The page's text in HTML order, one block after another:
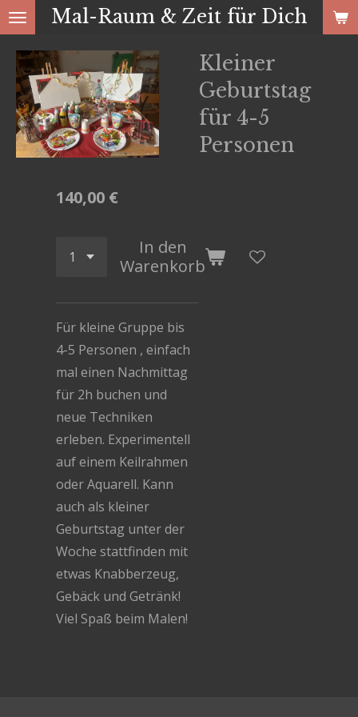
Zum
springen
Mal-Raum & Zeit für Dich
Kleiner
Geburtstag
für 4-5
Personen
140,00 €
In den
Warenkorb
Für kleine Gruppe bis
4-5 Personen , einfach
mal einen Nachmittag
für 2h buchen und
neue Techniken
erleben. Experimentell
auf einem Keilrahmen
oder Aquarell. Kann
auch als kleiner
Geburtstag unter der
Woche stattfinden mit
etwas Knabberzeug,
Gebäck und Getränk!
Viel Spaß beim Malen!